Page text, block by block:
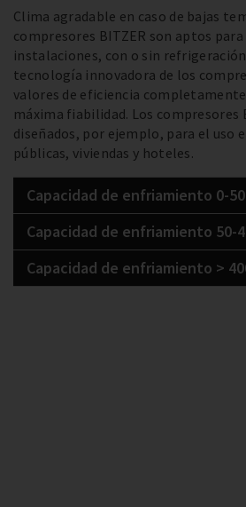
Clima agradable en caso de bajas
compresores BITZER son aptos
instalaciones, con o sin
tecnología innovadora de los
valores de eficiencia
máxima fiabilidad. Los compresores
diseñados, por ejemplo, para el uso
públicas, viviendas y hoteles.
Capacidad de enfriamiento 0-
Capacidad de enfriamiento 50-
Capacidad de enfriamiento >